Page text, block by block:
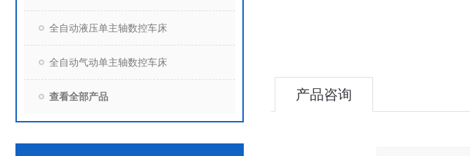
全自动液压单主轴数控车床
全自动气动单主轴数控车床
查看全部产品 产品咨询